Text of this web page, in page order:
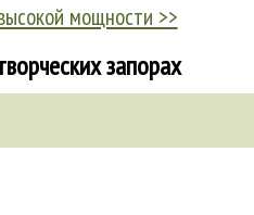
мощности >>
запорах